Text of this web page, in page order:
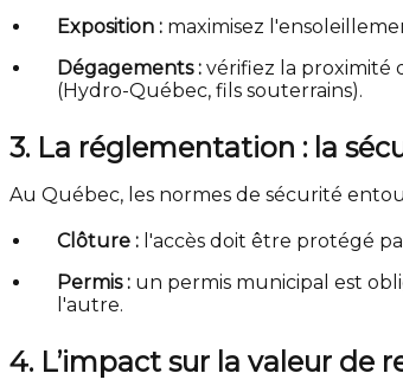
Exposition : maximisez
Dégagements : vérifiez la proximité
(Hydro-Québec, fils souterrains).
3. La réglementation : la
Au Québec, les normes de sécurité
Clôture : l'accès doit être protégé
Permis : un permis municipal est
l'autre.
4. L’impact sur la valeur de